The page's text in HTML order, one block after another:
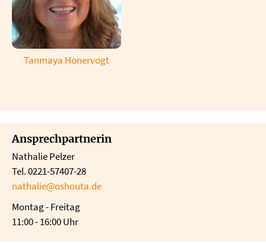
Tanmaya Honervogt
Ansprechpartnerin
Nathalie Pelzer
Tel. 0221-57407-28
nathalie@oshouta.de
Montag - Freitag
11:00 - 16:00 Uhr